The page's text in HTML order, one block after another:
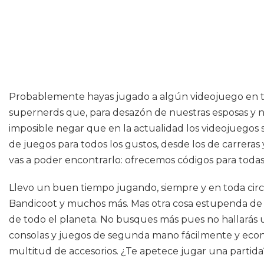
Probablemente hayas jugado a algún videojuego en
supernerds que, para desazón de nuestras esposas y
imposible negar que en la actualidad los
de juegos para todos los gustos, desde los de
vas a poder encontrarlo: ofrecemos códigos para
Llevo un buen tiempo jugando, siempre y en toda
Bandicoot y muchos más. Mas otra cosa estupenda
de todo el planeta. No busques más pues no
consolas y juegos de segunda mano fácilmente y
multitud de accesorios. ¿Te apetece jugar una